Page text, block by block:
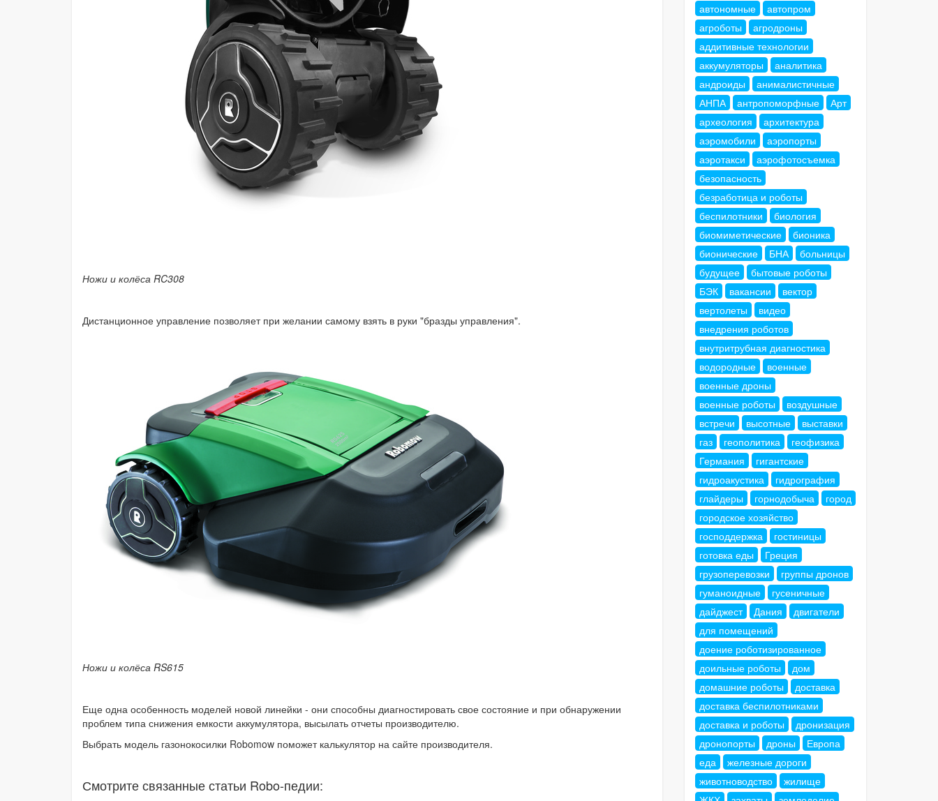
Ножи и колёса RC308
Дистанционное управление позволяет при желании самому взять в руки "бразды управления".
Ножи и колёса RS615
Еще одна особенность моделей новой линейки - они способны диагностировать свое состояние и при обнаружении
проблем типа снижения емкости аккумулятора, высылать отчеты производителю.
Выбрать модель газонокосилки Robomow поможет калькулятор на сайте производителя.
Смотрите связанные статьи Robo-педии:
автономные
автопром
агроботы
агродроны
аддитивные технологии
аккумуляторы
аналитика
андроиды
анималистичные
АНПА
антропоморфные
Арт
археология
архитектура
аэромобили
аэропорты
аэротакси
аэрофотосъемка
безопасность
безработица и роботы
беспилотники
биология
биомиметические
бионика
бионические
БНА
больницы
будущее
бытовые роботы
БЭК
вакансии
вектор
вертолеты
видео
внедрения роботов
внутритрубная диагностика
водородные
военные
военные дроны
военные роботы
воздушные
встречи
высотные
выставки
газ
геополитика
геофизика
Германия
гигантские
гидроакустика
гидрография
глайдеры
горнодобыча
город
городское хозяйство
господдержка
гостиницы
готовка еды
Греция
грузоперевозки
группы дронов
гуманоидные
гусеничные
дайджест
Дания
двигатели
для помещений
доение роботизированное
доильные роботы
дом
домашние роботы
доставка
доставка беспилотниками
доставка и роботы
дронизация
дронопорты
дроны
Европа
еда
железные дороги
животноводство
жилище